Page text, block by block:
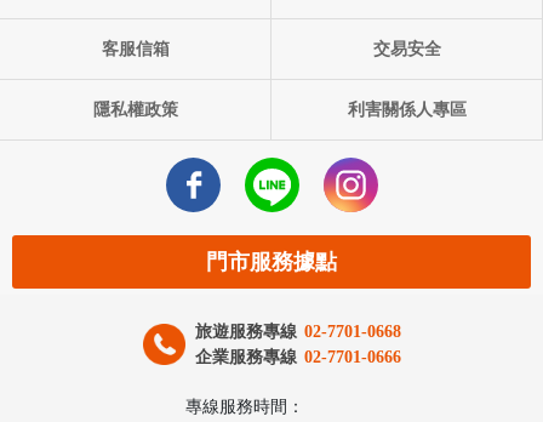
客服信箱 交易安全
隱私權政策 利害關係人專區
門市服務據點
旅遊服務專線 02-7701-0668
企業服務專線 02-7701-0666
專線服務時間：